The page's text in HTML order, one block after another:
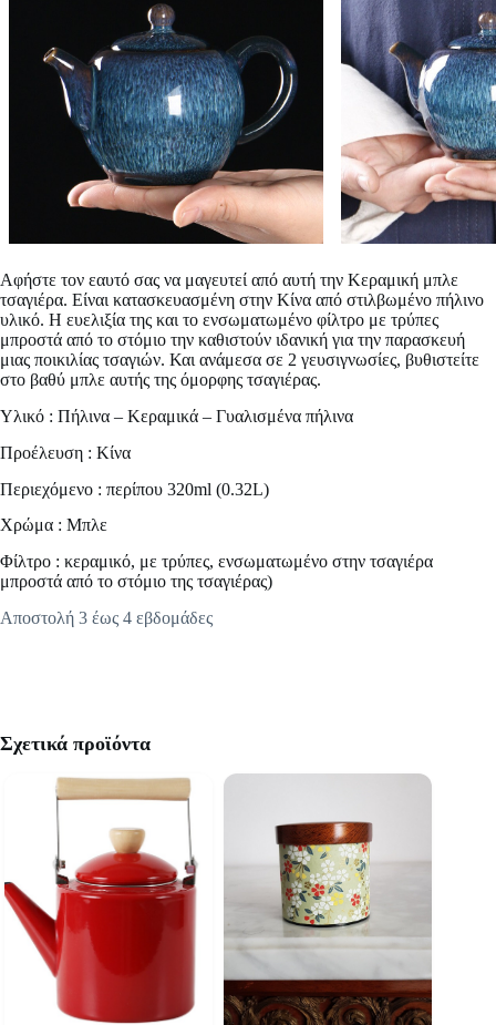
Αφήστε τον εαυτό σας να μαγευτεί από αυτή την Κεραμική μπλε
τσαγιέρα. Είναι κατασκευασμένη στην Κίνα από στιλβωμένο πήλινο
υλικό. Η ευελιξία της και το ενσωματωμένο φίλτρο με τρύπες
μπροστά από το στόμιο την καθιστούν ιδανική για την παρασκευή
μιας ποικιλίας τσαγιών. Και ανάμεσα σε 2 γευσιγνωσίες, βυθιστείτε
στο βαθύ μπλε αυτής της όμορφης τσαγιέρας.
Υλικό : Πήλινα – Κεραμικά – Γυαλισμένα πήλινα
Προέλευση : Κίνα
Περιεχόμενο : περίπου 320ml (0.32L)
Χρώμα : Μπλε
Φίλτρο : κεραμικό, με τρύπες, ενσωματωμένο στην τσαγιέρα
μπροστά από το στόμιο της τσαγιέρας)
Αποστολή 3 έως 4 εβδομάδες
Σχετικά προϊόντα